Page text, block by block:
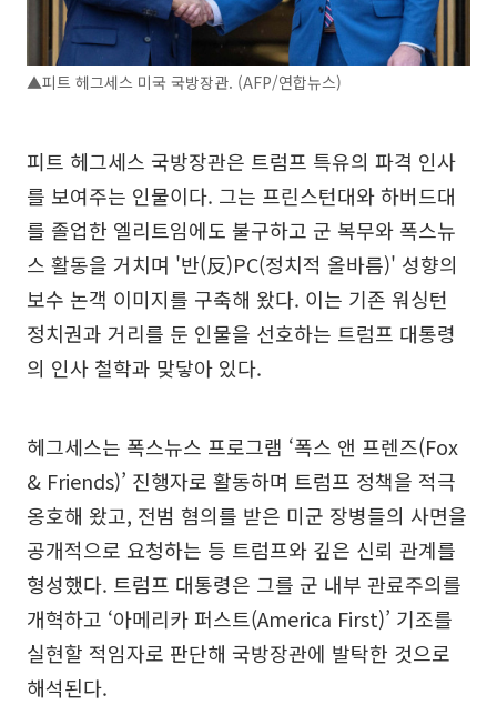
▲피트 헤그세스 미국 국방장관. (AFP/연합뉴스)
피트 헤그세스 국방장관은 트럼프 특유의 파격 인사
를 보여주는 인물이다. 그는 프린스턴대와 하버드대
를 졸업한 엘리트임에도 불구하고 군 복무와 폭스뉴
스 활동을 거치며 '반(反)PC(정치적 올바름)' 성향의
보수 논객 이미지를 구축해 왔다. 이는 기존 워싱턴
정치권과 거리를 둔 인물을 선호하는 트럼프 대통령
의 인사 철학과 맞닿아 있다.
헤그세스는 폭스뉴스 프로그램 ‘폭스 앤 프렌즈(Fox
& Friends)’ 진행자로 활동하며 트럼프 정책을 적극
옹호해 왔고, 전범 혐의를 받은 미군 장병들의 사면을
공개적으로 요청하는 등 트럼프와 깊은 신뢰 관계를
형성했다. 트럼프 대통령은 그를 군 내부 관료주의를
개혁하고 ‘아메리카 퍼스트(America First)’ 기조를
실현할 적임자로 판단해 국방장관에 발탁한 것으로
해석된다.